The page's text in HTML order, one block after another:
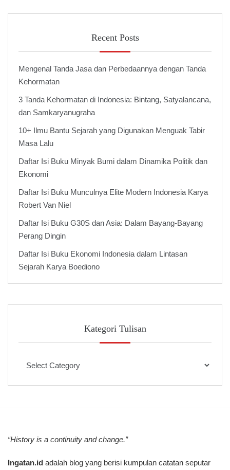
Recent Posts
Mengenal Tanda Jasa dan Perbedaannya dengan Tanda
Kehormatan
3 Tanda Kehormatan di Indonesia: Bintang, Satyalancana,
dan Samkaryanugraha
10+ Ilmu Bantu Sejarah yang Digunakan Menguak Tabir
Masa Lalu
Daftar Isi Buku Minyak Bumi dalam Dinamika Politik dan
Ekonomi
Daftar Isi Buku Munculnya Elite Modern Indonesia Karya
Robert Van Niel
Daftar Isi Buku G30S dan Asia: Dalam Bayang-Bayang
Perang Dingin
Daftar Isi Buku Ekonomi Indonesia dalam Lintasan
Sejarah Karya Boediono
Kategori Tulisan
“History is a continuity and change.”
Ingatan.id adalah blog yang berisi kumpulan catatan seputar